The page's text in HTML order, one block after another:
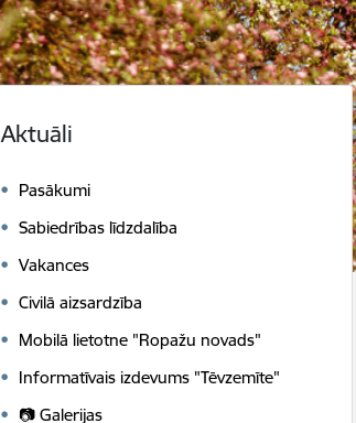
Aktuāli
Pasākumi
Sabiedrības līdzdalība
Vakances
Civilā aizsardzība
Mobilā lietotne "Ropažu novads"
Informatīvais izdevums "Tēvzemīte"
📷 Galerijas